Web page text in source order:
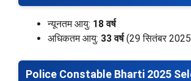
न्यूनतम आयु: 18 वर्ष
अधिकतम आयु: 33 वर्ष(29 सितंबर
Police Constable Bharti 2025